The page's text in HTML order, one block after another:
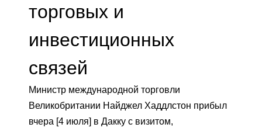
торговых и
инвестиционных
связей
Министр международной торговли
Великобритании Найджел Хаддлстон прибыл
вчера [4 июля] в Дакку с визитом,